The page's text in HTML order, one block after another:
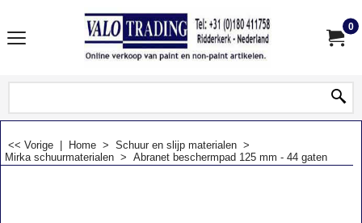
0
<< Vorige Home > Schuur en slijp materialen >
Mirka schuurmaterialen > Abranet beschermpad 125 mm - 44 gaten